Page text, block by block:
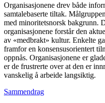
Organisasjonene drev både
samtalebaserte tiltak.
med minoritetsnorsk bakgrunn.
organisasjonene forstår den
av «medbrakt» kultur. Enkelte
framfor en konsensusorientert
oppnås. Organisasjonene er
er de frustrerte over at den er
vanskelig å arbeide langsiktig.
Sammendrag